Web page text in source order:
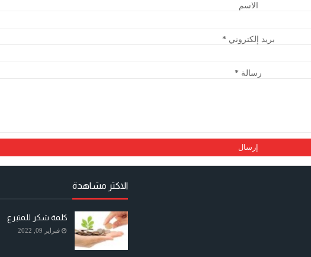
الاسم
بريد إلكتروني*
رسالة *
الاكثر مشاهدة
كلمة شكر للمتبرع
فبراير 09, 2022